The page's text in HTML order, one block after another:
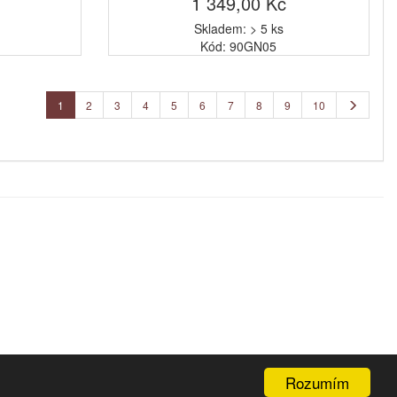
Rozumím
Skladem: > 5 ks
Kód: 90GN05
1 2 3 4 5 6 7 8 9 10